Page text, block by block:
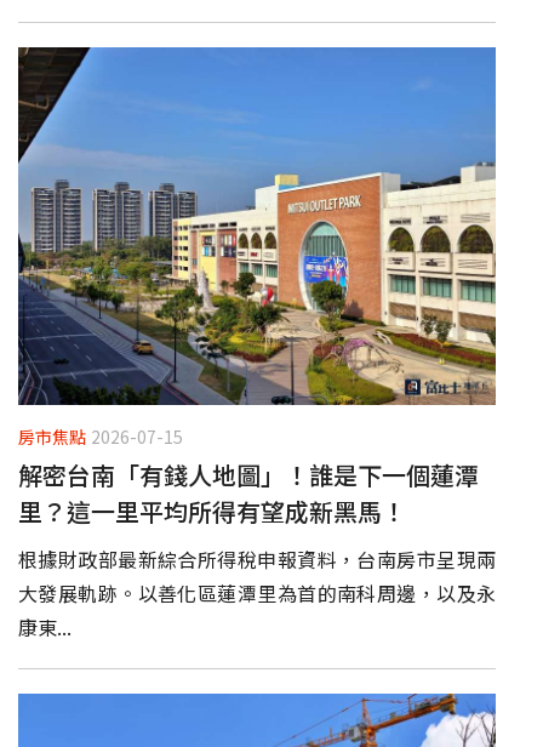
房市焦點 2026-07-15
解密台南「有錢人地圖」！誰是下一個蓮潭
里？這一里平均所得有望成新黑馬！
根據財政部最新綜合所得稅申報資料，台南房市呈現兩
大發展軌跡。以善化區蓮潭里為首的南科周邊，以及永
康東...